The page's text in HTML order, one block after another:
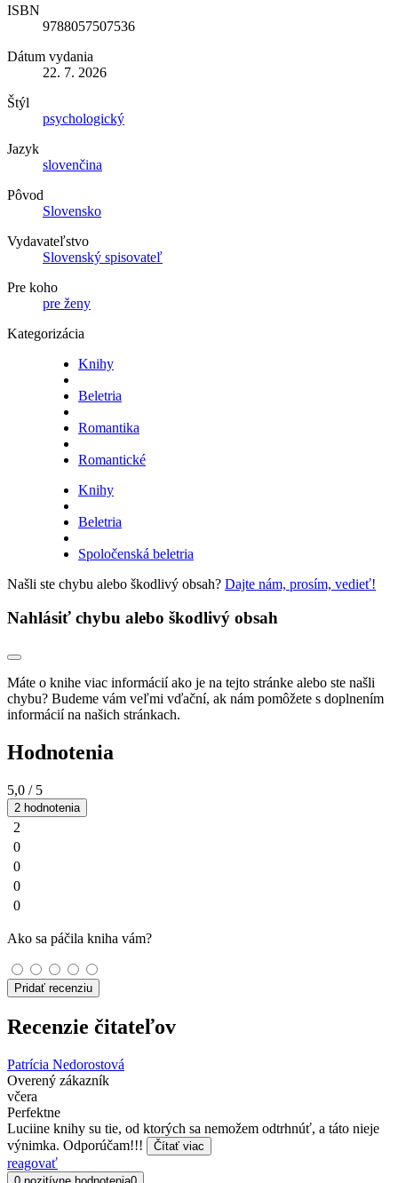
ISBN
9788057507536
Dátum vydania
22. 7. 2026
Štýl
psychologický
Jazyk
slovenčina
Pôvod
Slovensko
Vydavateľstvo
Slovenský spisovateľ
Pre koho
pre ženy
Kategorizácia
Knihy
Beletria
Romantika
Romantické
Knihy
Beletria
Spoločenská beletria
Našli ste chybu alebo škodlivý obsah? Dajte nám, prosím, vedieť!
Nahlásiť chybu alebo škodlivý obsah
Máte o knihe viac informácií ako je na tejto stránke alebo ste našli
chybu? Budeme vám veľmi vďační, ak nám pomôžete s doplnením
informácií na našich stránkach.
Hodnotenia
5,0 / 5
2 hodnotenia
2
0
0
0
0
Ako sa páčila kniha vám?
Pridať recenziu
Recenzie čitateľov
Patrícia Nedorostová
Overený zákazník
včera
Perfektne
Luciine knihy su tie, od ktorých sa nemožem odtrhnúť, a táto nieje
výnimka. Odporúčam!!!
Čítať viac
reagovať